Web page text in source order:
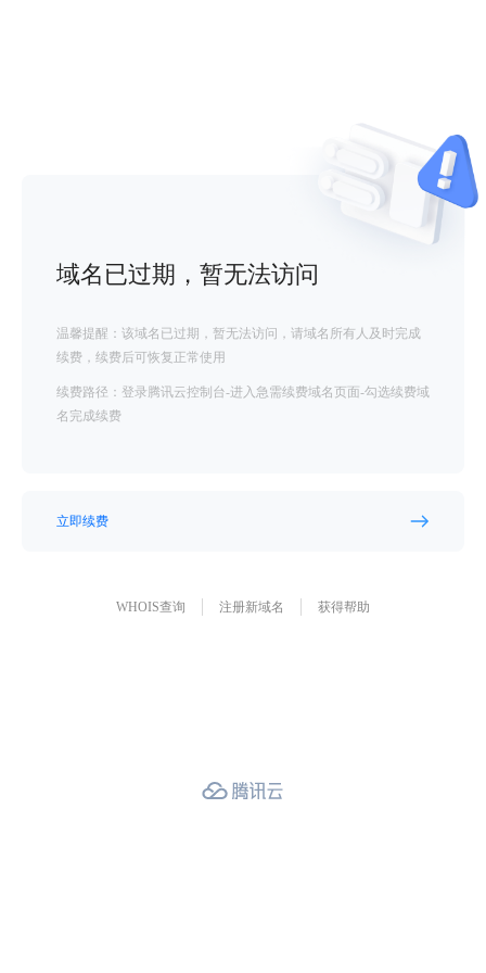
域名已过期，暂无法访问
温馨提醒：该域名已过期，暂无法访问，请域名所有人及时完成
续费，续费后可恢复正常使用
续费路径：登录腾讯云控制台-进入急需续费域名页面-勾选续费域
名完成续费
立即续费
WHOIS查询 注册新域名 获得帮助